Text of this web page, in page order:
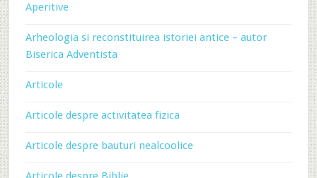
Aperitive
Arheologia si reconstituirea istoriei antice – autor
Biserica Adventista
Articole
Articole despre activitatea fizica
Articole despre bauturi nealcoolice